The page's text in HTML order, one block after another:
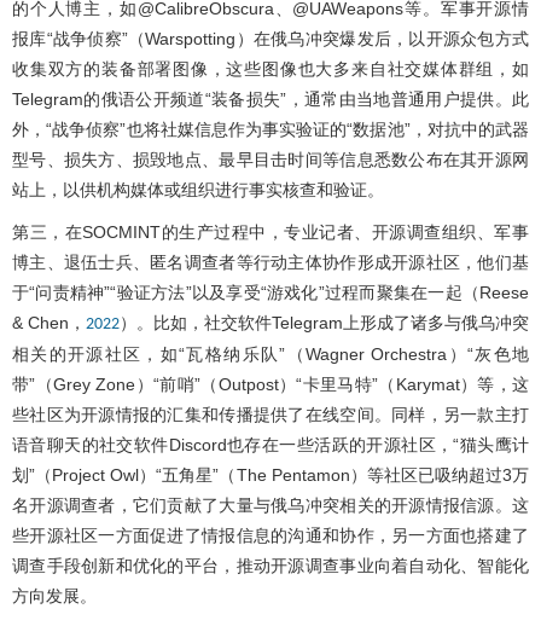
的个人博主，如@CalibreObscura、@UAWeapons等。军事开源情
报库“战争侦察”（Warspotting）在俄乌冲突爆发后，以开源众包方式
收集双方的装备部署图像，这些图像也大多来自社交媒体群组，如
Telegram的俄语公开频道“装备损失”，通常由当地普通用户提供。此
外，“战争侦察”也将社媒信息作为事实验证的“数据池”，对抗中的武器
型号、损失方、损毁地点、最早目击时间等信息悉数公布在其开源网
站上，以供机构媒体或组织进行事实核查和验证。
第三，在SOCMINT的生产过程中，专业记者、开源调查组织、军事
博主、退伍士兵、匿名调查者等行动主体协作形成开源社区，他们基
于“问责精神”“验证方法”以及享受“游戏化”过程而聚集在一起（Reese
& Chen， 2022）。比如，社交软件Telegram上形成了诸多与俄乌冲突
相关的开源社区，如“瓦格纳乐队”（Wagner Orchestra）“灰色地
带”（Grey Zone）“前哨”（Outpost）“卡里马特”（Karymat）等，这
些社区为开源情报的汇集和传播提供了在线空间。同样，另一款主打
语音聊天的社交软件Discord也存在一些活跃的开源社区，“猫头鹰计
划”（Project Owl）“五角星”（The Pentamon）等社区已吸纳超过3万
名开源调查者，它们贡献了大量与俄乌冲突相关的开源情报信源。这
些开源社区一方面促进了情报信息的沟通和协作，另一方面也搭建了
调查手段创新和优化的平台，推动开源调查事业向着自动化、智能化
方向发展。